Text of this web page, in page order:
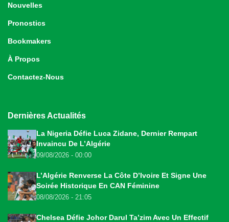
Nouvelles
Pronostics
Bookmakers
À Propos
Contactez-Nous
Dernières Actualités
La Nigeria Défie Luca Zidane, Dernier Rempart
Invaincu De L’Algérie
09/08/2026 - 00:00
L’Algérie Renverse La Côte D’Ivoire Et Signe Une
Soirée Historique En CAN Féminine
08/08/2026 - 21:05
Chelsea Défie Johor Darul Ta’zim Avec Un Effectif